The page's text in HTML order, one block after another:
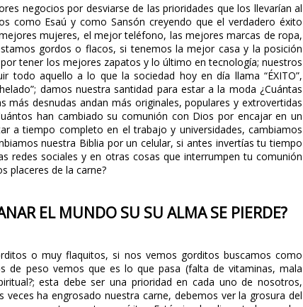
negocios por desviarse de las prioridades que los llevarían al
como Esaú y como Sansón creyendo que el verdadero éxito
mujeres, el mejor teléfono, las mejores marcas de ropa,
gordos o flacos, si tenemos la mejor casa y la posición
tener los mejores zapatos y lo último en tecnología; nuestros
todo aquello a lo que la sociedad hoy en día llama “ÉXITO”,
damos nuestra santidad para estar a la moda ¿Cuántas
desnudas andan más originales, populares y extrovertidas
han cambiado su comunión con Dios por encajar en un
a tiempo completo en el trabajo y universidades, cambiamos
nuestra Biblia por un celular, si antes invertías tu tiempo
redes sociales y en otras cosas que interrumpen tu comunión
placeres de la carne?
EL MUNDO SU SU ALMA SE PIERDE?
o muy flaquitos, si nos vemos gorditos buscamos como
de peso vemos que es lo que pasa (falta de vitaminas, mala
esta debe ser una prioridad en cada uno de nosotros,
ha engrosado nuestra carne, debemos ver la grosura del